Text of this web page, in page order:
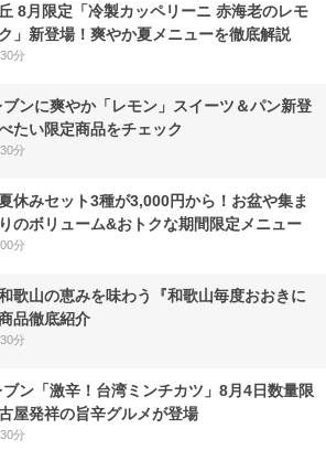
8月限定「冷製カッペリーニ 赤海老のレモ
」新登場！爽やか夏メニューを徹底解説
分
ブンに爽やか「レモン」スイーツ＆パン新登
たい限定商品をチェック
分
休みセット3種が3,000円から！お盆や集ま
のボリューム&おトクな期間限定メニュー
分
歌山の恵みを味わう『和歌山毎度おおきに
品徹底紹介
分
ン「激辛！台湾ミンチカツ」8月4日数量限
屋発祥の旨辛グルメが登場
分